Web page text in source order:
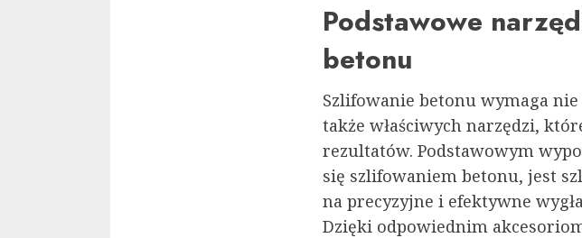
Podstawowe
betonu
Szlifowanie betonu wymaga
także właściwych narzędzi,
rezultatów. Podstawowym
się szlifowaniem betonu, jest
na precyzyjne i efektywne
Dzięki odpowiednim